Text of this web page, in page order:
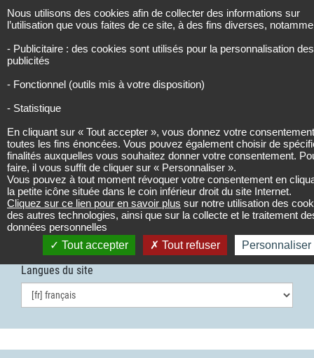
Les infos de l’urbanisme
URBINFOS
Accueil
Se connecterTout
savoir sur la réglementation
et l’urbanisme
mot de passe oublié ?
Langues du site
Panneau de gestion des cookies
Nous utilisons des cookies afin de collecter des informations sur
l’utilisation que vous faites de ce site, à des fins diverses,
- Publicitaire : des cookies sont utilisés pour la personnalisation des
publicités
- Fonctionnel (outils mis à votre disposition)
- Statistique
En cliquant sur « Tout accepter », vous donnez votre
toutes les fins énoncées. Vous pouvez également choisir de
finalités auxquelles vous souhaitez donner votre consentement.
faire, il vous suffit de cliquer sur « Personnaliser ».
Vous pouvez à tout moment révoquer votre consentement en
la petite icône située dans le coin inférieur droit du site Internet.
Cliquez sur ce lien pour en savoir plus sur notre utilisation des
des autres technologies, ainsi que sur la collecte et le traitement
données personnelles
Tout accepter
Tout refuser Personnaliser